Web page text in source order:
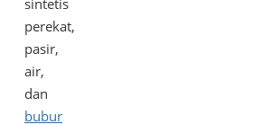
perekat,
pasir,
air,
dan
bubur